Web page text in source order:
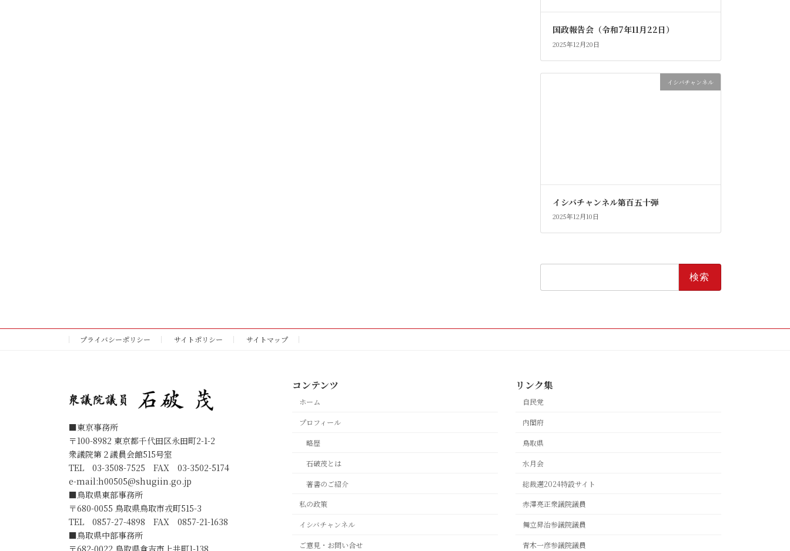
国政報告会（令和7年11月22日）
2025年12月20日
イシバチャンネル
イシバチャンネル第百五十弾
2025年12月10日
プライバシーポリシー サイトポリシー サイトマップ
■東京事務所
〒100-8982 東京都千代田区永田町2-1-2
衆議院第２議員会館515号室
TEL 03-3508-7525 FAX 03-3502-5174
e-mail:h00505@shugiin.go.jp
■鳥取県東部事務所
〒680-0055 鳥取県鳥取市戎町515-3
TEL 0857-27-4898 FAX 0857-21-1638
■鳥取県中部事務所
コンテンツ
ホーム
プロフィール
略歴
石破茂とは
著書のご紹介
私の政策
イシバチャンネル
ご意見・お問い合せ
リンク集
自民党
内閣府
鳥取県
水月会
総裁選2024特設サイト
赤澤亮正衆議院議員
舞立昇治参議院議員
青木一彦参議院議員